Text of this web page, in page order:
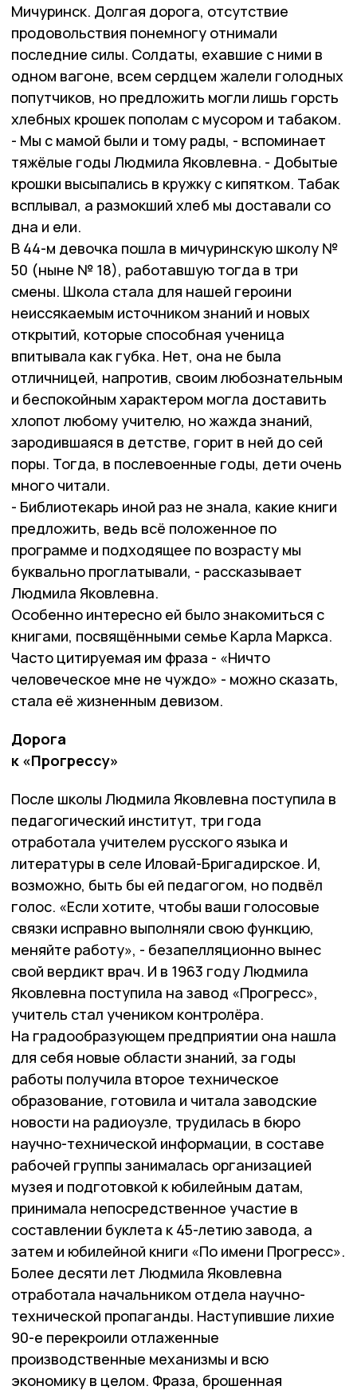
Мичуринск. Долгая дорога, отсутствие
продовольствия понемногу отнимали
последние силы. Солдаты, ехавшие с ними в
одном вагоне, всем сердцем жалели голодных
попутчиков, но предложить могли лишь горсть
хлебных крошек пополам с мусором и табаком.
- Мы с мамой были и тому рады, - вспоминает
тяжёлые годы Людмила Яковлевна. - Добытые
крошки высыпались в кружку с кипятком. Табак
всплывал, а размокший хлеб мы доставали со
дна и ели.
В 44-м девочка пошла в мичуринскую школу №
50 (ныне № 18), работавшую тогда в три
смены. Школа стала для нашей героини
неиссякаемым источником знаний и новых
открытий, которые способная ученица
впитывала как губка. Нет, она не была
отличницей, напротив, своим любознательным
и беспокойным характером могла доставить
хлопот любому учителю, но жажда знаний,
зародившаяся в детстве, горит в ней до сей
поры. Тогда, в послевоенные годы, дети очень
много читали.
- Библиотекарь иной раз не знала, какие книги
предложить, ведь всё положенное по
программе и подходящее по возрасту мы
буквально проглатывали, - рассказывает
Людмила Яковлевна.
Особенно интересно ей было знакомиться с
книгами, посвящёнными семье Карла Маркса.
Часто цитируемая им фраза - «Ничто
человеческое мне не чуждо» - можно сказать,
стала её жизненным девизом.
Дорога
к «Прогрессу»
После школы Людмила Яковлевна поступила в
педагогический институт, три года
отработала учителем русского языка и
литературы в селе Иловай-Бригадирское. И,
возможно, быть бы ей педагогом, но подвёл
голос. «Если хотите, чтобы ваши голосовые
связки исправно выполняли свою функцию,
меняйте работу», - безапелляционно вынес
свой вердикт врач. И в 1963 году Людмила
Яковлевна поступила на завод «Прогресс»,
учитель стал учеником контролёра.
На градообразующем предприятии она нашла
для себя новые области знаний, за годы
работы получила второе техническое
образование, готовила и читала заводские
новости на радиоузле, трудилась в бюро
научно-технической информации, в составе
рабочей группы занималась организацией
музея и подготовкой к юбилейным датам,
принимала непосредственное участие в
составлении буклета к 45-летию завода, а
затем и юбилейной книги «По имени Прогресс».
Более десяти лет Людмила Яковлевна
отработала начальником отдела научно-
технической пропаганды. Наступившие лихие
90-е перекроили отлаженные
производственные механизмы и всю
экономику в целом. Фраза, брошенная